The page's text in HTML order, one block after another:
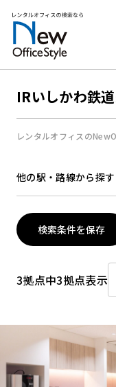
オフィス
駅・路線
地図から
キャンペ
ブランド
IRいしかわ鉄
レンタルオフィスの
他の駅・路線から探す
検索条件を保存
3拠点中3拠点表示